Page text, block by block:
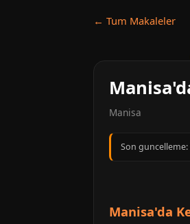
← Tum Makaleler
Manisa
Son guncelleme:
Manisa'da